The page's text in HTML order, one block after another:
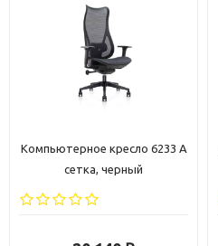
Компьютерное кресло 6233 A
сетка, черный